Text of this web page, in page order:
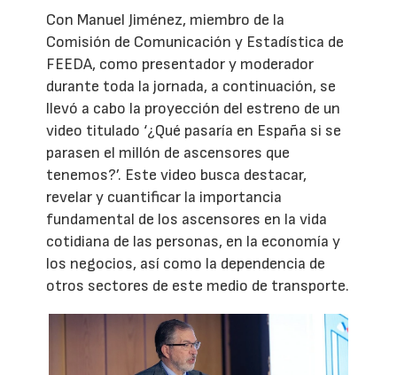
Con Manuel Jiménez, miembro de la
Comisión de Comunicación y Estadística de
FEEDA, como presentador y moderador
durante toda la jornada, a continuación, se
llevó a cabo la proyección del estreno de un
video titulado ‘¿Qué pasaría en España si se
parasen el millón de ascensores que
tenemos?’. Este video busca destacar,
revelar y cuantificar la importancia
fundamental de los ascensores en la vida
cotidiana de las personas, en la economía y
los negocios, así como la dependencia de
otros sectores de este medio de transporte.